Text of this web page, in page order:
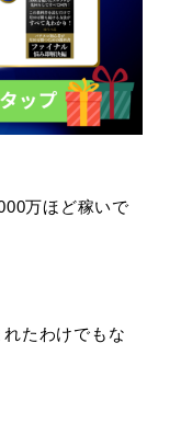
万ほど稼いで
たわけでもな